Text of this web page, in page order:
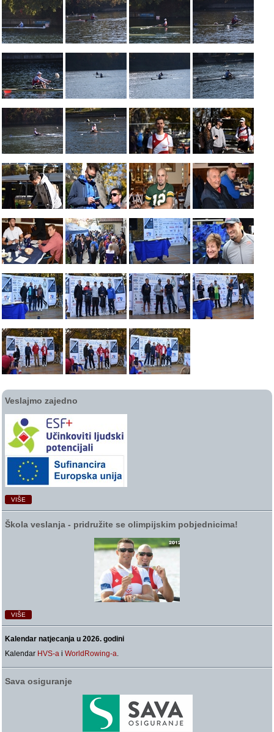
Veslajmo zajedno
VIŠE
Škola veslanja ‑ pridružite se olimpijskim pobjednicima!
VIŠE
Kalendar natjecanja u 2026. godini
Kalendar HVS-a iWorldRowing-a.
Sava osiguranje